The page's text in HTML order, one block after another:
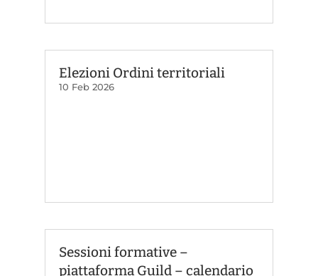
Elezioni Ordini territoriali
10 Feb 2026
Sessioni formative –
piattaforma Guild – calendario